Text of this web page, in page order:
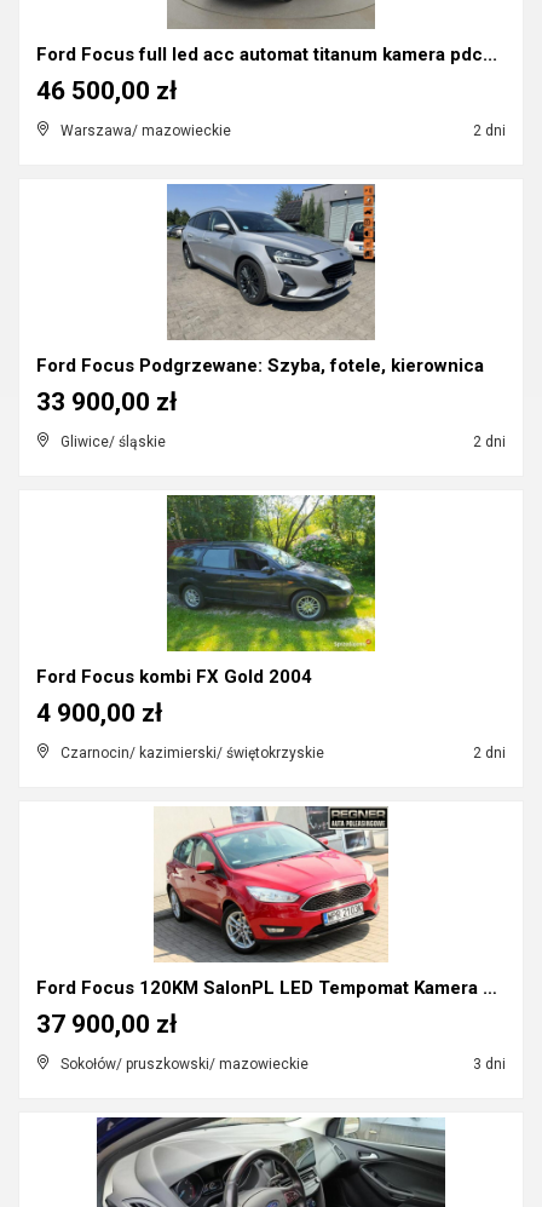
Ford Focus full led acc automat titanum kamera pdc...
Warszawa/ mazowieckie 2 dni
46 500,00 zł
Ford Focus Podgrzewane: Szyba, fotele, kierownica
Gliwice/ śląskie 2 dni
33 900,00 zł
Ford Focus kombi FX Gold 2004
Czarnocin/ kazimierski/ świętokrzyskie 2 dni
4 900,00 zł
Ford Focus 120KM SalonPL LED Tempomat Kamera Parkt...
Sokołów/ pruszkowski/ mazowieckie 3 dni
37 900,00 zł